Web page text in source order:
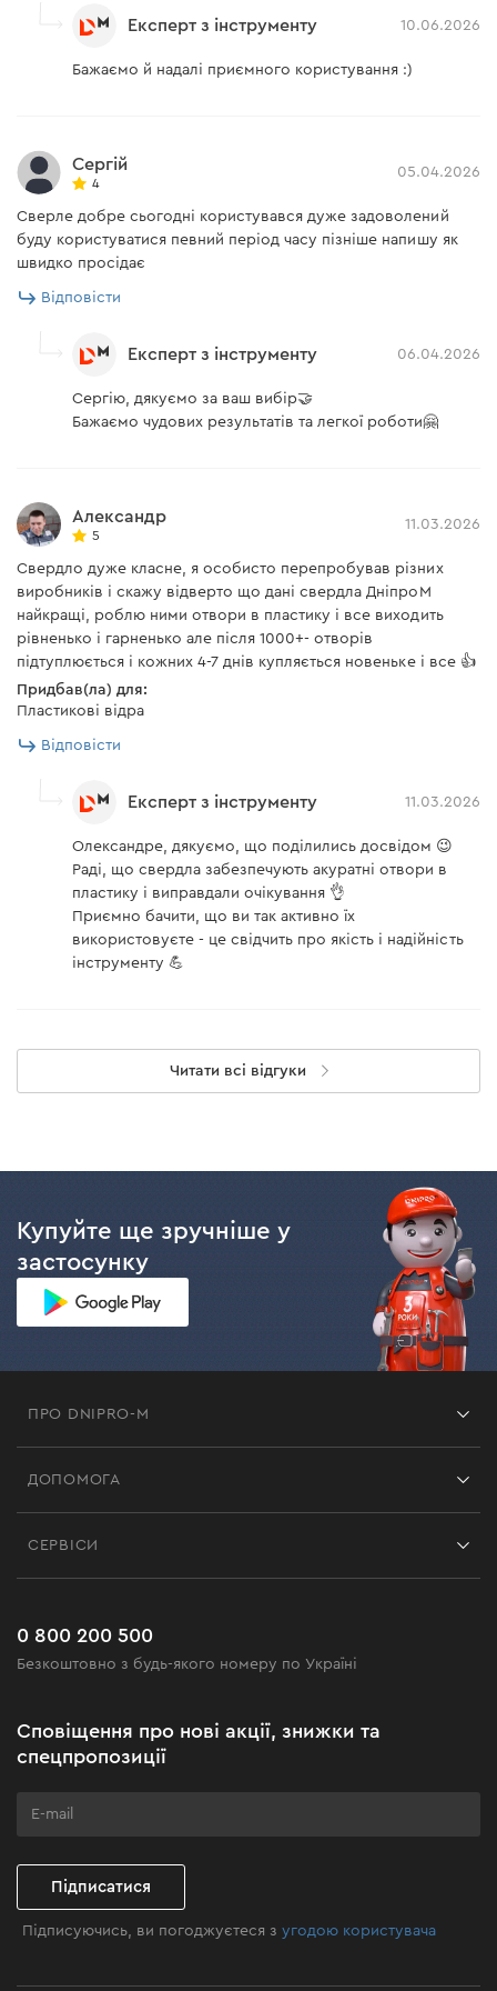
Експерт з інструменту 10.06.2026
Бажаємо й надалі приємного користування :)
Сергій
4
05.04.2026
Сверле добре сьогодні користувався дуже задоволений
буду користуватися певний період часу пізніше напишу як
швидко просідає
Відповісти
Експерт з інструменту 06.04.2026
Сергію, дякуємо за ваш вибір🤝
Бажаємо чудових результатів та легкої роботи🤗
Александр
5
11.03.2026
Свердло дуже класне, я особисто перепробував різних
виробників і скажу відверто що дані свердла ДніпроМ
найкращі, роблю ними отвори в пластику і все виходить
рівненько і гарненько але після 1000+- отворів
підтуплюється і кожних 4-7 днів купляється новеньке і все 👍
Придбав(ла) для:
Пластикові відра
Відповісти
Експерт з інструменту 11.03.2026
Олександре, дякуємо, що поділились досвідом 😉
Раді, що свердла забезпечують акуратні отвори в
пластику і виправдали очікування 👌
Приємно бачити, що ви так активно їх
використовуєте - це свідчить про якість і надійність
інструменту 💪
Читати всі відгуки
Купуйте ще зручніше у
застосунку
ПРО DNIPRO-M
Чорна п'ятниця
Клуб майстерності
ДОПОМОГА
Поширені запитання
СЕРВІСИ
0 800 200 500
Безкоштовно з будь-якого номеру по Україні
Сповіщення про нові акції, знижки та
спецпропозиції
Підписатися
Підписуючись, ви погоджуєтеся зугодою користувача